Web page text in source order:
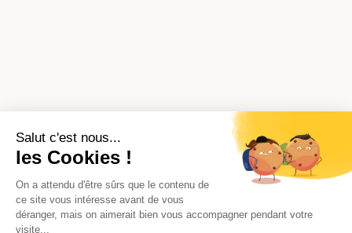
Salut c'est nous...
les Cookies !
On a attendu d'être sûrs que le contenu de
ce site vous intéresse avant de vous
déranger, mais on aimerait bien vous accompagner pendant votre
visite...